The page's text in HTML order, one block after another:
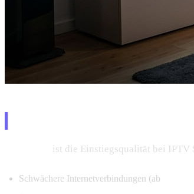
ist die Einstiegsqualität bei IPTV
Schwächere Internetverbindungen (ab